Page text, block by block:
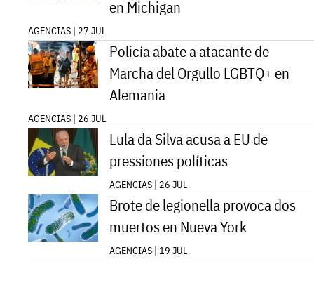
en Michigan
AGENCIAS | 27 JUL
Policía abate a atacante de
Marcha del Orgullo LGBTQ+ en
Alemania
AGENCIAS | 26 JUL
Lula da Silva acusa a EU de
pressiones políticas
AGENCIAS | 26 JUL
Brote de legionella provoca dos
muertos en Nueva York
AGENCIAS | 19 JUL